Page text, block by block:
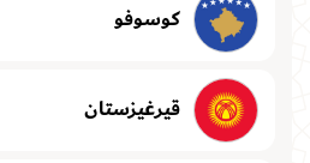
كوسوفو
قيرغيزستان